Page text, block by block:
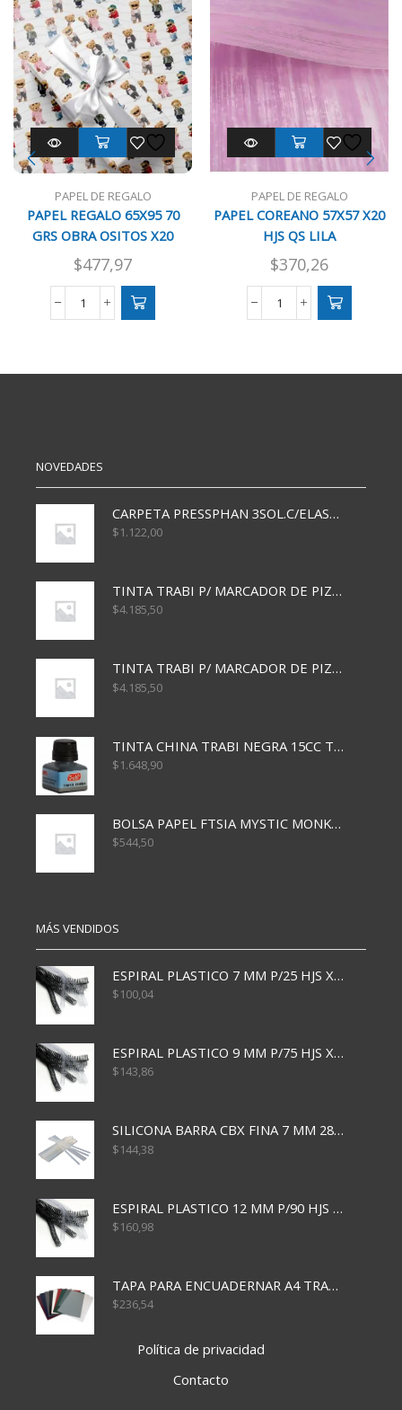
PAPEL DE REGALO
PAPEL REGALO 65X95 70
GRS OBRA OSITOS X20
$477,97
PAPEL
GRS
PAPEL DE REGALO
PAPEL COREANO 57X57 X20
HJS QS LILA
$370,26
PAPEL
HJS
NOVEDADES
CARPETA PRESSPHAN 3SOL.C/ELAST MARRON A4 P01A
$1.122,00
TINTA TRABI P/ MARCADOR DE PIZARRA x30ml AZUL
$4.185,50
TINTA TRABI P/ MARCADOR DE PIZARRA x30ml ROJO
$4.185,50
TINTA CHINA TRABI NEGRA 15CC TR3460
$1.648,90
BOLSA PAPEL FTSIA MYSTIC MONKEY 14/08/20
$544,50
MÁS VENDIDOS
ESPIRAL PLASTICO 7 MM P/25 HJS X50x3000
$100,04
ESPIRAL PLASTICO 9 MM P/75 HJS X50X2400
$143,86
SILICONA BARRA CBX FINA 7 MM 28 CM
$144,38
ESPIRAL PLASTICO 12 MM P/90 HJS X50X1500
$160,98
TAPA PARA ENCUADERNAR A4 TRANSP x50x500
$236,54
Política de privacidad
Contacto